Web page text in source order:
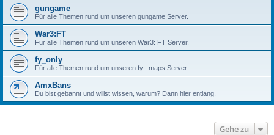
gungame
Für alle Themen rund um unseren gungame Server.
War3:FT
Für alle Themen rund um unseren War3: FT Server.
fy_only
Für alle Themen rund um unseren fy_ maps Server.
AmxBans
Du bist gebannt und willst wissen, warum? Dann hier entlang.
Gehe zu